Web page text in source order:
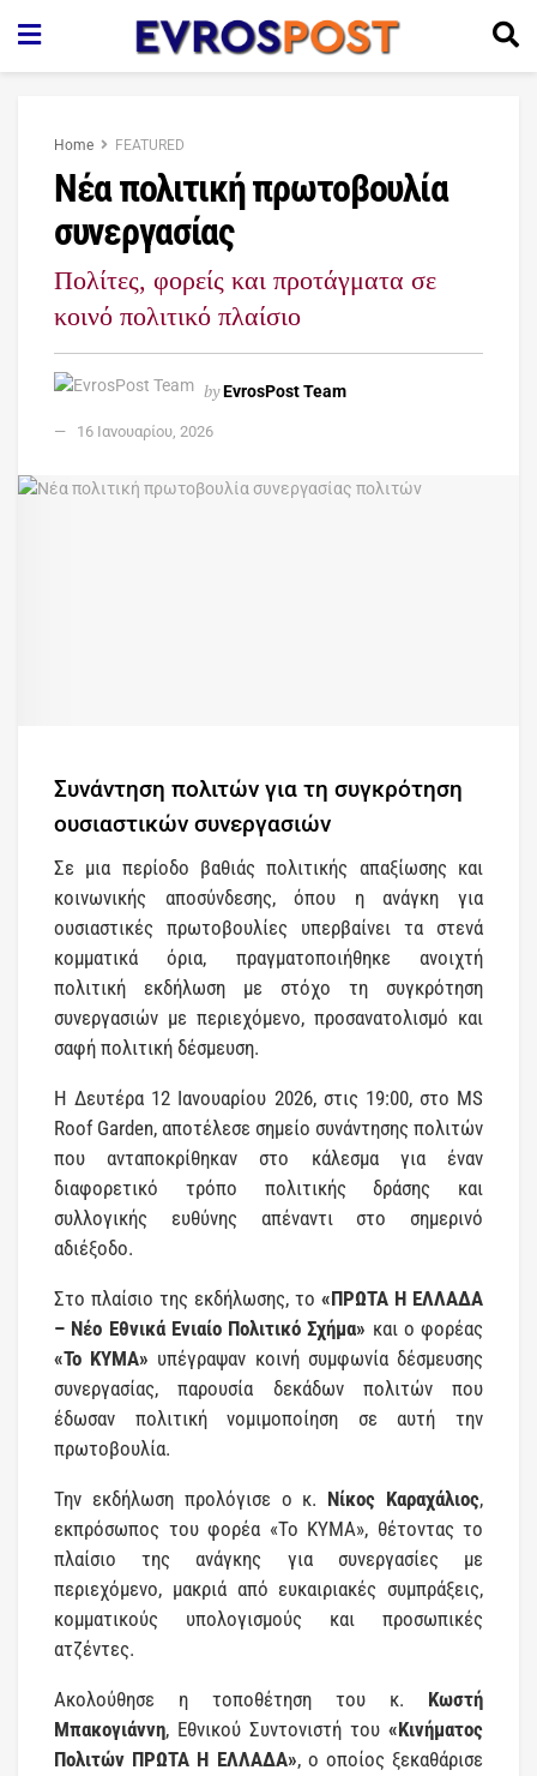
Home FEATURED
Νέα πολιτική πρωτοβουλία
συνεργασίας
Πολίτες, φορείς και προτάγματα σε
κοινό πολιτικό πλαίσιο
byEvrosPost Team
16 Ιανουαρίου, 2026
Συνάντηση πολιτών για τη συγκρότηση
ουσιαστικών συνεργασιών
Σε μια περίοδο βαθιάς πολιτικής απαξίωσης και
κοινωνικής αποσύνδεσης, όπου η ανάγκη για
ουσιαστικές πρωτοβουλίες υπερβαίνει τα στενά
κομματικά όρια, πραγματοποιήθηκε ανοιχτή
πολιτική εκδήλωση με στόχο τη συγκρότηση
συνεργασιών με περιεχόμενο, προσανατολισμό και
σαφή πολιτική δέσμευση.
Η Δευτέρα 12 Ιανουαρίου 2026, στις 19:00, στο MS
Roof Garden, αποτέλεσε σημείο συνάντησης πολιτών
που ανταποκρίθηκαν στο κάλεσμα για έναν
διαφορετικό τρόπο πολιτικής δράσης και
συλλογικής ευθύνης απέναντι στο σημερινό
αδιέξοδο.
Στο πλαίσιο της εκδήλωσης, το «ΠΡΩΤΑ Η ΕΛΛΑΔΑ
– Νέο Εθνικά Ενιαίο Πολιτικό Σχήμα» και ο φορέας
«Το ΚΥΜΑ» υπέγραψαν κοινή συμφωνία δέσμευσης
συνεργασίας, παρουσία δεκάδων πολιτών που
έδωσαν πολιτική νομιμοποίηση σε αυτή την
πρωτοβουλία.
Την εκδήλωση προλόγισε ο κ. Νίκος Καραχάλιος,
εκπρόσωπος του φορέα «Το ΚΥΜΑ», θέτοντας το
πλαίσιο της ανάγκης για συνεργασίες με
περιεχόμενο, μακριά από ευκαιριακές συμπράξεις,
κομματικούς υπολογισμούς και προσωπικές
ατζέντες.
Ακολούθησε η τοποθέτηση του κ. Κωστή
Μπακογιάννη, Εθνικού Συντονιστή του «Κινήματος
Πολιτών ΠΡΩΤΑ Η ΕΛΛΑΔΑ», ο οποίος ξεκαθάρισε